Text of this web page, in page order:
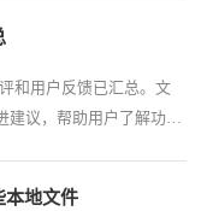
和用户反馈已汇总。文
议，帮助用户了解功能
本地文件